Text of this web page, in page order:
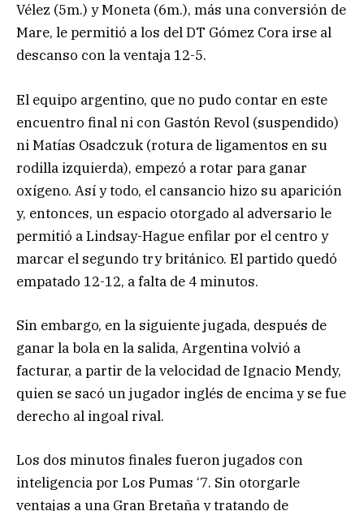
Vélez (5m.) y Moneta (6m.), más una conversión de
Mare, le permitió a los del DT Gómez Cora irse al
descanso con la ventaja 12-5.
El equipo argentino, que no pudo contar en este
encuentro final ni con Gastón Revol (suspendido)
ni Matías Osadczuk (rotura de ligamentos en su
rodilla izquierda), empezó a rotar para ganar
oxígeno. Así y todo, el cansancio hizo su aparición
y, entonces, un espacio otorgado al adversario le
permitió a Lindsay-Hague enfilar por el centro y
marcar el segundo try británico. El partido quedó
empatado 12-12, a falta de 4 minutos.
Sin embargo, en la siguiente jugada, después de
ganar la bola en la salida, Argentina volvió a
facturar, a partir de la velocidad de Ignacio Mendy,
quien se sacó un jugador inglés de encima y se fue
derecho al ingoal rival.
Los dos minutos finales fueron jugados con
inteligencia por Los Pumas ‘7. Sin otorgarle
ventajas a una Gran Bretaña y tratando de